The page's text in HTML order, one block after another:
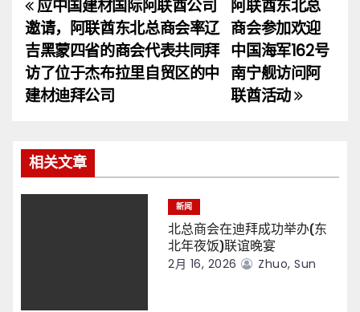
文
章
导
阿联酋东北总
商会参加欢迎
中国海军162号
南宁舰访问阿
联酋活动
应中国建材国际阿联酋公司
邀请，阿联酋东北总商会率辽
吉黑蒙四省的商会代表共同拜
访了位于杰布拉里自贸区的中
建材迪拜公司
相关文章
新闻
北总商会在迪拜成功举办(东
北年夜饭)联谊晚宴
2月 16, 2026 Zhuo, Sun